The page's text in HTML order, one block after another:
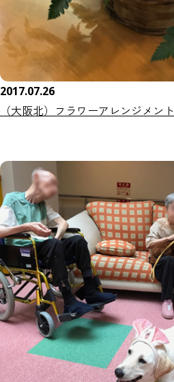
2017.07.26
（大阪北）フラワーアレンジメント